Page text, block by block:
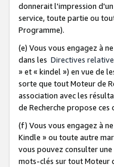
donnerait l'impression
service, toute partie ou
Programme).
(e) Vous vous engagez à
dans les Directives
» et « kindel ») en vue de
sorte que tout Moteur de
association avec les
de Recherche propose ces
(f) Vous vous engagez à
Kindle » ou toute autre
vous pouvez consulter
mots-clés sur tout Moteur